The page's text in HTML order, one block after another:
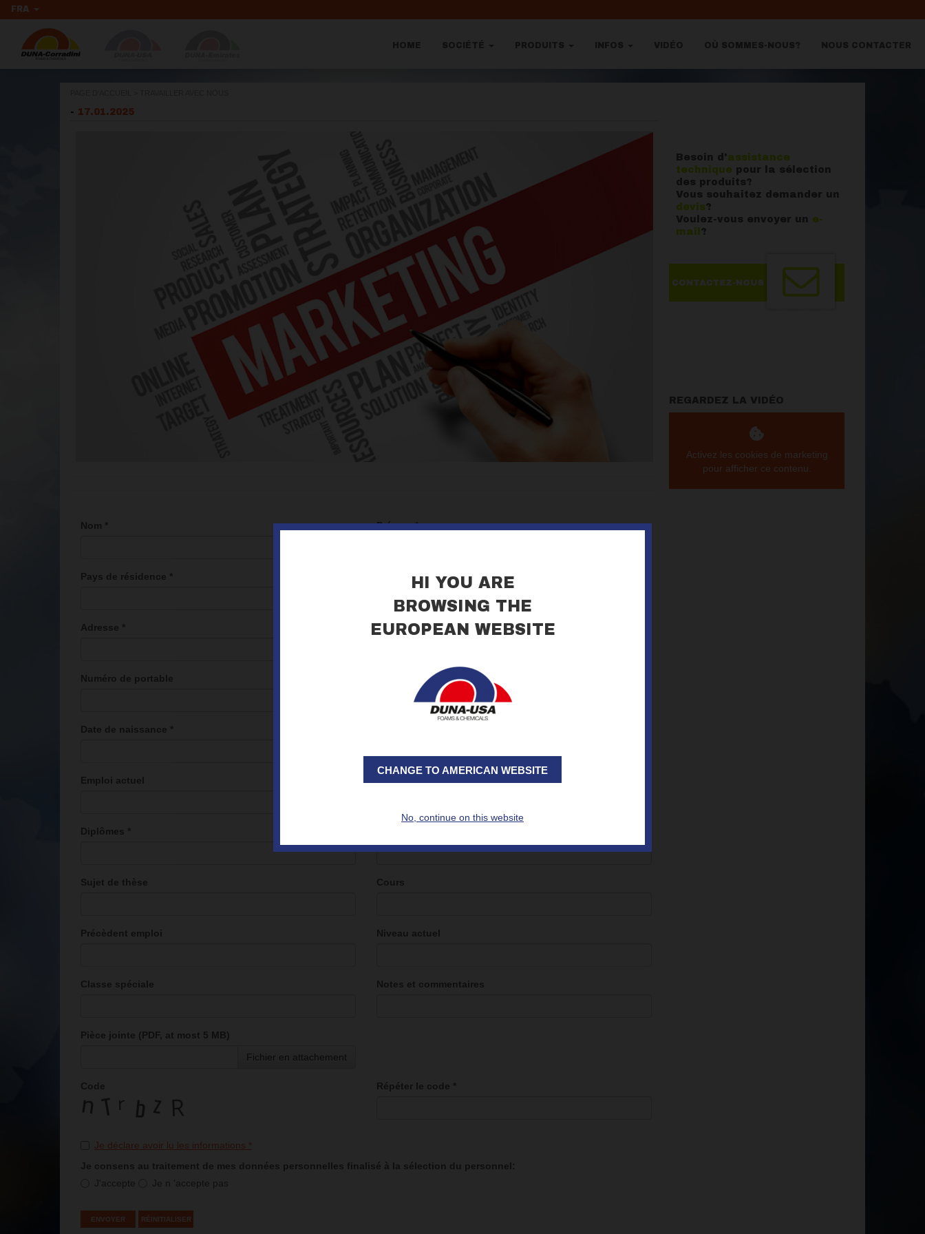
FRA
- 17.01.2025
Nom * Prénom*
Pays de résidence * Province *
Adresse * Numéro de téléphone*
Numéro de portable
Date de naissance *
Emploi actuel
Diplômes *
Sujet de thèse Cours
Précèdent emploi Niveau actuel
Classe spéciale Notes et commentaires
Pièce jointe (PDF, at most 5 MB)
Fichier en attachement
Code Répéter le code *
Je déclare avoir lu les informations *
Je consens au traitement de mes données personnelles finalisé à la sélection du personnel:
J'accepte
Je n 'accepte pas
Besoin d' assistance
technique pour la sélection
des produits?
Vous souhaitez demander un
devis?
Voulez-vous envoyer un e-
mail ?
REGARDEZ LA VIDÉO
Activez les cookies de marketing
pour afficher ce contenu.
HI YOU ARE
BROWSING THE
EUROPEAN WEBSITE
CHANGE TO AMERICAN WEBSITE
No, continue on this website